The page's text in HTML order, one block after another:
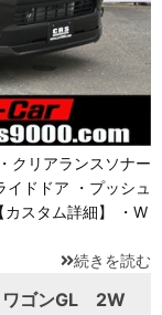
クリアランスソナー
イドドア ・プッシュ
スタム詳細】 ・W
続きを読む
ゴンGL 2W